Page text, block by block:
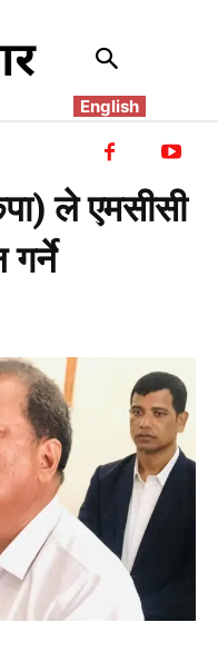
English
ले एमसीसी